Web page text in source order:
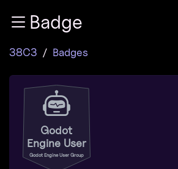
Zum InhaltBadge
38C3 Badges
Godot
Engine User
Godot Engine User Group